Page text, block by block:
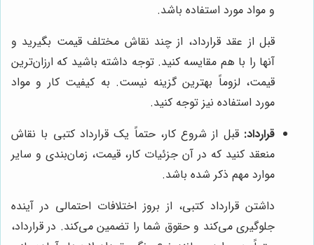
و مواد مورد استفاده باشد.
قبل از عقد قرارداد، از چند نقاش مختلف قیمت بگیرید و
آنها را با هم مقایسه کنید. توجه داشته باشید که ارزان‌ترین
قیمت، لزوماً بهترین گزینه نیست. به کیفیت کار و مواد
مورد استفاده نیز توجه کنید.
قرارداد: قبل از شروع کار، حتماً یک قرارداد کتبی با نقاش
منعقد کنید که در آن جزئیات کار، قیمت، زمان‌بندی و سایر
موارد مهم ذکر شده باشد.
داشتن قرارداد کتبی، از بروز اختلافات احتمالی در آینده
جلوگیری می‌کند و حقوق شما را تضمین می‌کند. در قرارداد،